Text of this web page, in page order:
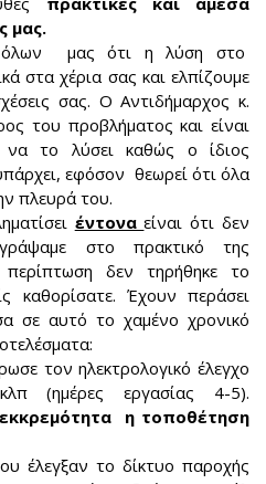
μας.
όλων μας ότι η λύση στο
στα χέρια σας και ελπίζουμε
σας. Ο Αντιδήμαρχος κ.
του προβλήματος και είναι
να το λύσει καθώς ο ίδιος
εφόσον θεωρεί ότι όλα
πλευρά του.
έντοναείναι ότι δεν
στο πρακτικό της
δεν τηρήθηκε το
καθορίσατε. Έχουν περάσει
σε αυτό το χαμένο χρονικό
τον ηλεκτρολογικό έλεγχο
(ημέρες εργασίας 4-5).
η τοποθέτηση
έλεγξαν το δίκτυο παροχής